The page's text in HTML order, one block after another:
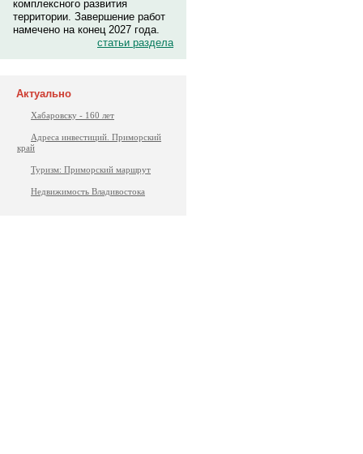
комплексного развития
территории. Завершение работ
намечено на конец 2027 года.
статьи раздела
Актуально
Хабаровску - 160 лет
Адреса инвестиций. Приморский
край
Туризм: Приморский маршрут
Недвижимость Владивостока